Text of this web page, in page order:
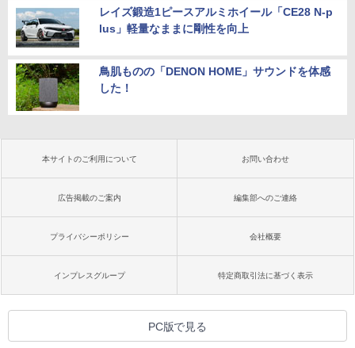
レイズ鍛造1ピースアルミホイール「CE28 N-p
lus」軽量なままに剛性を向上
鳥肌ものの「DENON HOME」サウンドを体感
した！
本サイトのご利用について お問い合わせ
広告掲載のご案内 編集部へのご連絡
プライバシーポリシー 会社概要
インプレスグループ 特定商取引法に基づく表示
PC版で見る